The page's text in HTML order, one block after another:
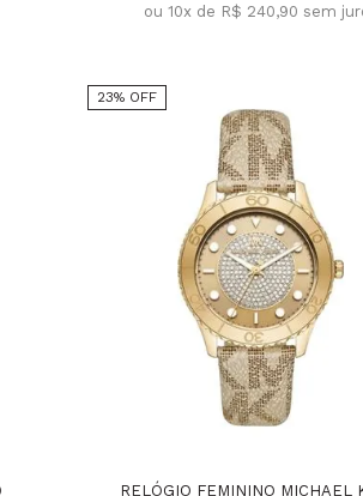
ou 10x de R$ 240,90 sem
23% OFF
RELÓGIO FEMININO MICHAEL